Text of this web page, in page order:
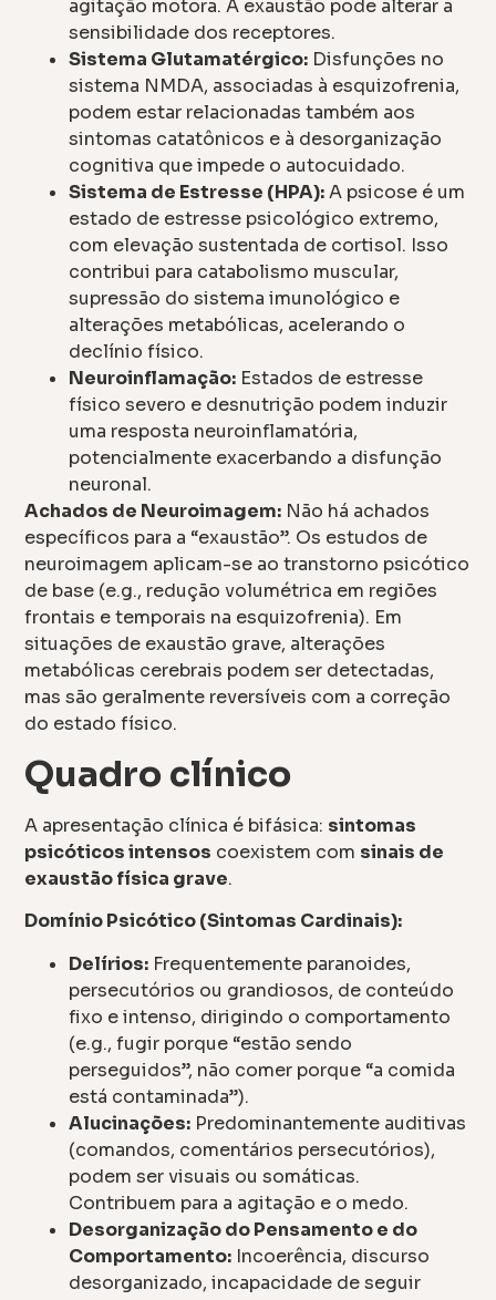
agitação motora. A exaustão pode alterar a
sensibilidade dos receptores.
Sistema Glutamatérgico: Disfunções no
sistema NMDA, associadas à esquizofrenia,
podem estar relacionadas também aos
sintomas catatônicos e à desorganização
cognitiva que impede o autocuidado.
Sistema de Estresse (HPA):A psicose é um
estado de estresse psicológico extremo,
com elevação sustentada de cortisol. Isso
contribui para catabolismo muscular,
supressão do sistema imunológico e
alterações metabólicas, acelerando o
declínio físico.
Neuroinflamação: Estados de estresse
físico severo e desnutrição podem induzir
uma resposta neuroinflamatória,
potencialmente exacerbando a disfunção
neuronal.
Achados de Neuroimagem: Não há achados
específicos para a “exaustão”. Os estudos de
neuroimagem aplicam-se ao transtorno psicótico
de base (e.g., redução volumétrica em regiões
frontais e temporais na esquizofrenia). Em
situações de exaustão grave, alterações
metabólicas cerebrais podem ser detectadas,
mas são geralmente reversíveis com a correção
do estado físico.
Quadro clínico
A apresentação clínica é bifásica: sintomas
psicóticos intensos coexistem com sinais de
exaustão física grave.
Domínio Psicótico (Sintomas Cardinais):
Delírios: Frequentemente paranoides,
persecutórios ou grandiosos, de conteúdo
fixo e intenso, dirigindo o comportamento
(e.g., fugir porque “estão sendo
perseguidos”, não comer porque “a comida
está contaminada”).
Alucinações: Predominantemente auditivas
(comandos, comentários persecutórios),
podem ser visuais ou somáticas.
Contribuem para a agitação e o medo.
Desorganização do Pensamento e do
Comportamento: Incoerência, discurso
desorganizado, incapacidade de seguir